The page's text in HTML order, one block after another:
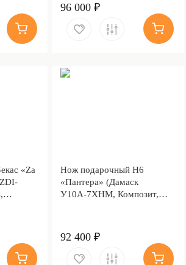
96 000 ₽
«Za
Нож подарочный Н6
«Пантера» (Дамаск
У10А-7ХНМ, Композит,
92 400 ₽